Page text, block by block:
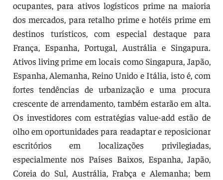
ocupantes, para ativos logísticos prime na maioria
dos mercados, para retalho prime e hotéis prime em
destinos turísticos, com especial destaque para
França, Espanha, Portugal, Austrália e Singapura.
Ativos living prime em locais como Singapura, Japão,
Espanha, Alemanha, Reino Unido e Itália, isto é, com
fortes tendências de urbanização e uma procura
crescente de arrendamento, também estarão em alta.
Os investidores com estratégias value-add estão de
olho em oportunidades para readaptar e reposicionar
escritórios em localizações privilegiadas,
especialmente nos Países Baixos, Espanha, Japão,
Coreia do Sul, Austrália, Frabça e Alemanha; bem